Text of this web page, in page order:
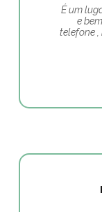
É um
e
telefone ,